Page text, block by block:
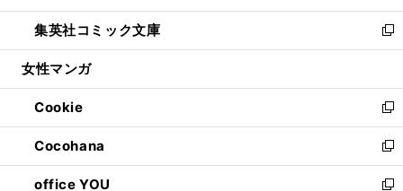
開
く
ウ
で
開
ン
ド
ウ
開
く
ウ
ィ
ン
ウ
で
開
く
し
い
ウ
ン
ド
ウ
で
開
く
集英社コミック文庫
新
し
ウ
ィ
ン
ド
ウ
で
女性マンガ
Cookie
新
し
い
ウ
ィ
Cocohana
新
し
い
office YOU